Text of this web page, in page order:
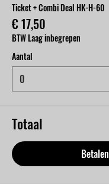
Ticket + Combi Deal HK-H-60
€ 17,50
BTW Laag inbegrepen
Aantal
Totaal
Betalen